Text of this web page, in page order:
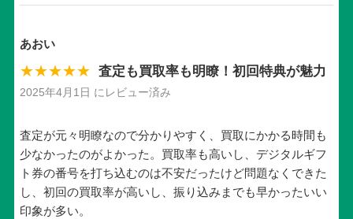
あおい
★★★★★ 査定も買取率も明瞭！初回特典が魅力
2025年4月1日 にレビュー済み
査定が元々明瞭なので分かりやすく、買取にかかる時間も
少なかったのがよかった。買取率も高いし、デジタルギフ
ト券の番号を打ち込むのは不安だったけど問題なくできた
し、初回の買取率が高いし、振り込みまでも早かったいい
印象が多い。